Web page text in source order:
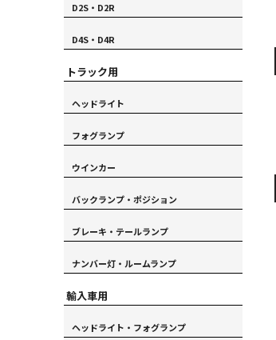
D2S・D2R
D4S・D4R
トラック用
ヘッドライト
フォグランプ
ウインカー
バックランプ・ポジション
ブレーキ・テールランプ
ナンバー灯・ルームランプ
輸入車用
ヘッドライト・フォグランプ